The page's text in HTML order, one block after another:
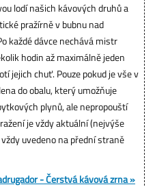
lodí našich kávových druhů a
pražírně v bubnu nad
každé dávce nechává mistr
hodin až maximálně jeden
jejich chuť. Pouze pokud je vše v
do obalu, který umožňuje
plynů, ale nepropouští
je vždy aktuální (nejvýše
uvedeno na přední straně
- Čerstvá kávová zrna »